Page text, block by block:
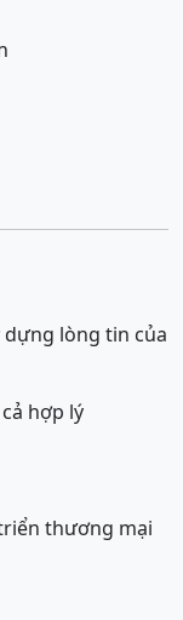
lòng tin của
cả hợp lý
thương mại